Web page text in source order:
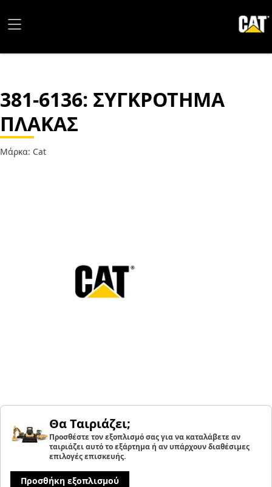
381-6136: ΣΥΓΚΡΟΤΗΜΑ
ΠΛΑΚΑΣ
Μάρκα: Cat
Θα Ταιριάζει;
Προσθέστε τον εξοπλισμό σας για να καταλάβετε αν
ταιριάζει αυτό το εξάρτημα ή αν υπάρχουν διαθέσιμες
επιλογές επισκευής.
Προσθήκη εξοπλισμού